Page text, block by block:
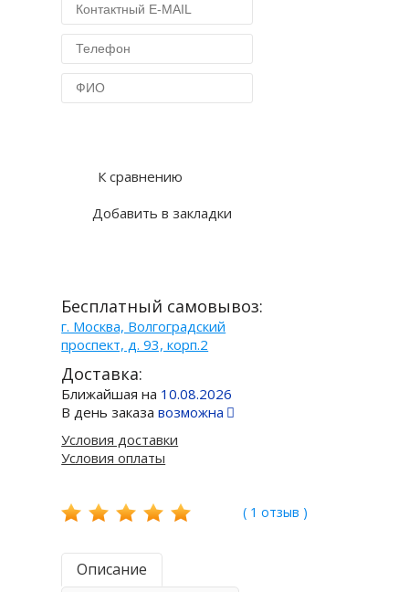
К сравнению
Добавить в закладки
Бесплатный самовывоз:
г. Москва, Волгоградский
проспект, д. 93, корп.2
Доставка:
Ближайшая на 10.08.2026
В день заказавозможна
Условия доставки
Условия оплаты
( 1 отзыв )
Описание